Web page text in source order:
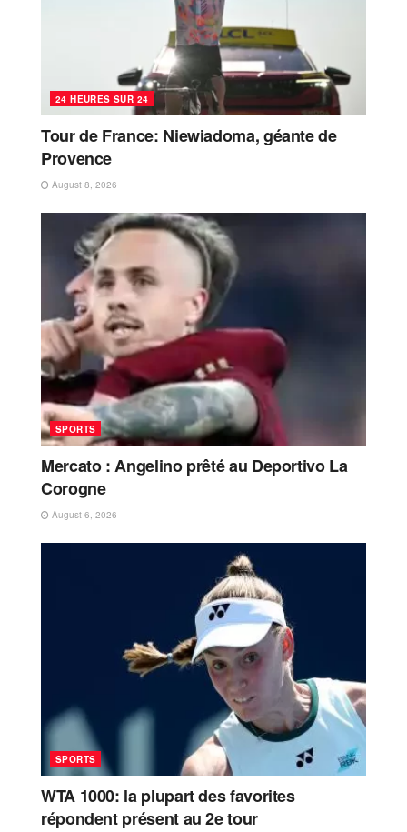
24 HEURES SUR 24
Tour de France: Niewiadoma, géante de
Provence
August 8, 2026
SPORTS
Mercato : Angelino prêté au Deportivo La
Corogne
August 6, 2026
SPORTS
WTA 1000: la plupart des favorites
répondent présent au 2e tour